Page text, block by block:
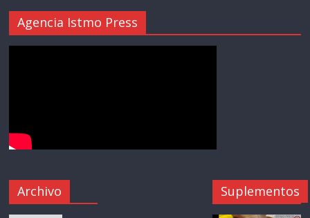
Agencia Istmo Press
Archivo Suplementos